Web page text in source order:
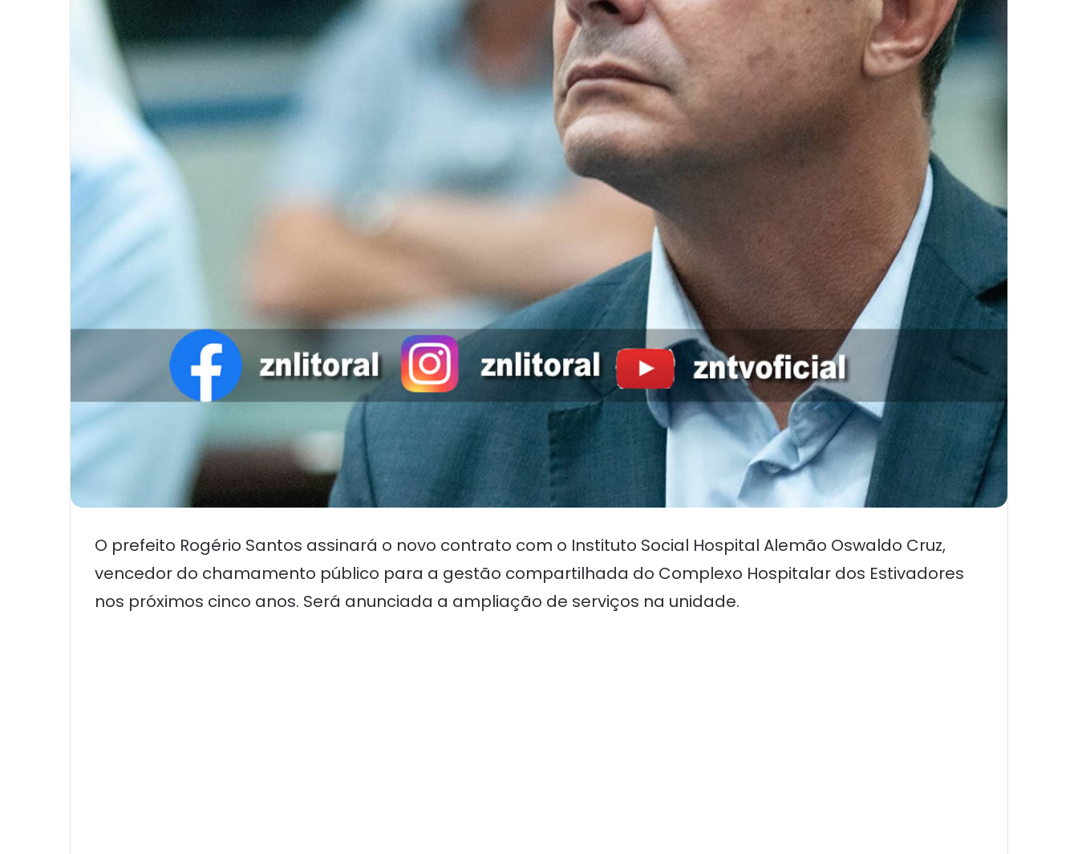
O prefeito Rogério Santos assinará o novo contrato com o Instituto Social Hospital Alemão Oswaldo Cruz,
vencedor do chamamento público para a gestão compartilhada do Complexo Hospitalar dos Estivadores
nos próximos cinco anos. Será anunciada a ampliação de serviços na unidade.